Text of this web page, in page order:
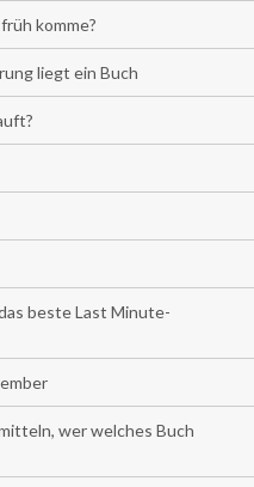
komme?
liegt ein Buch
beste Last Minute-
wer welches Buch